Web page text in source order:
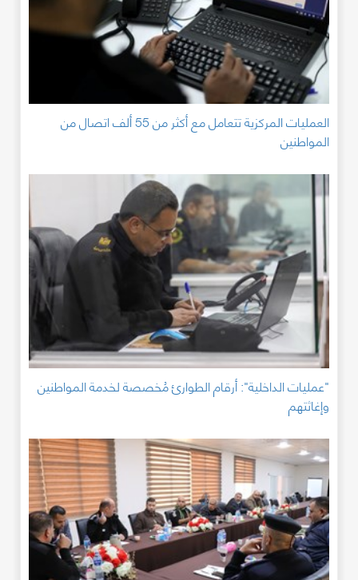
العمليات المركزية تتعامل مع أكثر من 55 ألف اتصال من
المواطنين
"عمليات الداخلية": أرقام الطوارئ مُخصصة لخدمة المواطنين
وإغاثتهم